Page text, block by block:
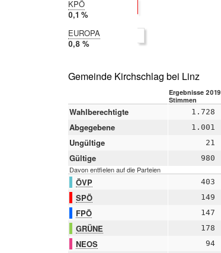
KPÖ
2019:
0,1 %
nicht
teilgenommen
EUROPA
2019:
0,8 %
teilgenommen
Gemeinde Kirchschlag bei Linz
Ergebnisse 2019
Stimmen
Wahlberechtigte 1.728
Abgegebene 1.001
Ungültige 21
Gültige 980
Davon entfielen auf die Parteien
ÖVP 403
SPÖ 149
FPÖ 147
GRÜNE 178
NEOS 94